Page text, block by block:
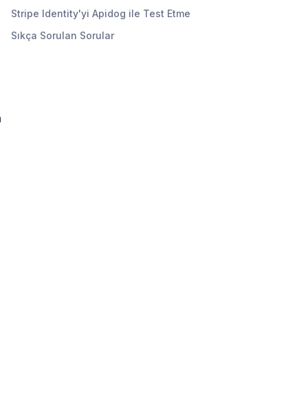
Stripe Identity'yi Apidog ile Test Etme
Sıkça Sorulan Sorular